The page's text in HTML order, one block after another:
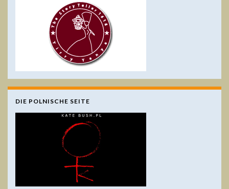
DIE POLNISCHE SEITE